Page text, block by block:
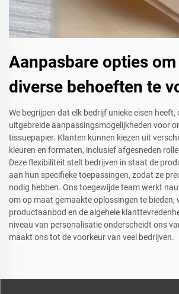
Aanpasbare opties om
diverse behoeften te
We begrijpen dat elk bedrijf unieke eisen
uitgebreide aanpassingsmogelijkheden voor
tissuepapier. Klanten kunnen kiezen uit
kleuren en formaten, inclusief afgesneden
Deze flexibiliteit stelt bedrijven in staat de
aan hun specifieke toepassingen, zodat ze
nodig hebben. Ons toegewijde team werkt
om op maat gemaakte oplossingen te bieden,
productaanbod en de algehele
niveau van personalisatie onderscheidt ons
maakt ons tot de voorkeur van veel bedrijven.